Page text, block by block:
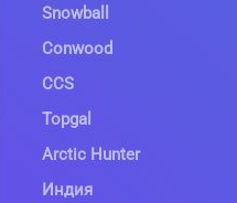
Snowball
Conwood
CCS
Topgal
Arctic Hunter
Индия